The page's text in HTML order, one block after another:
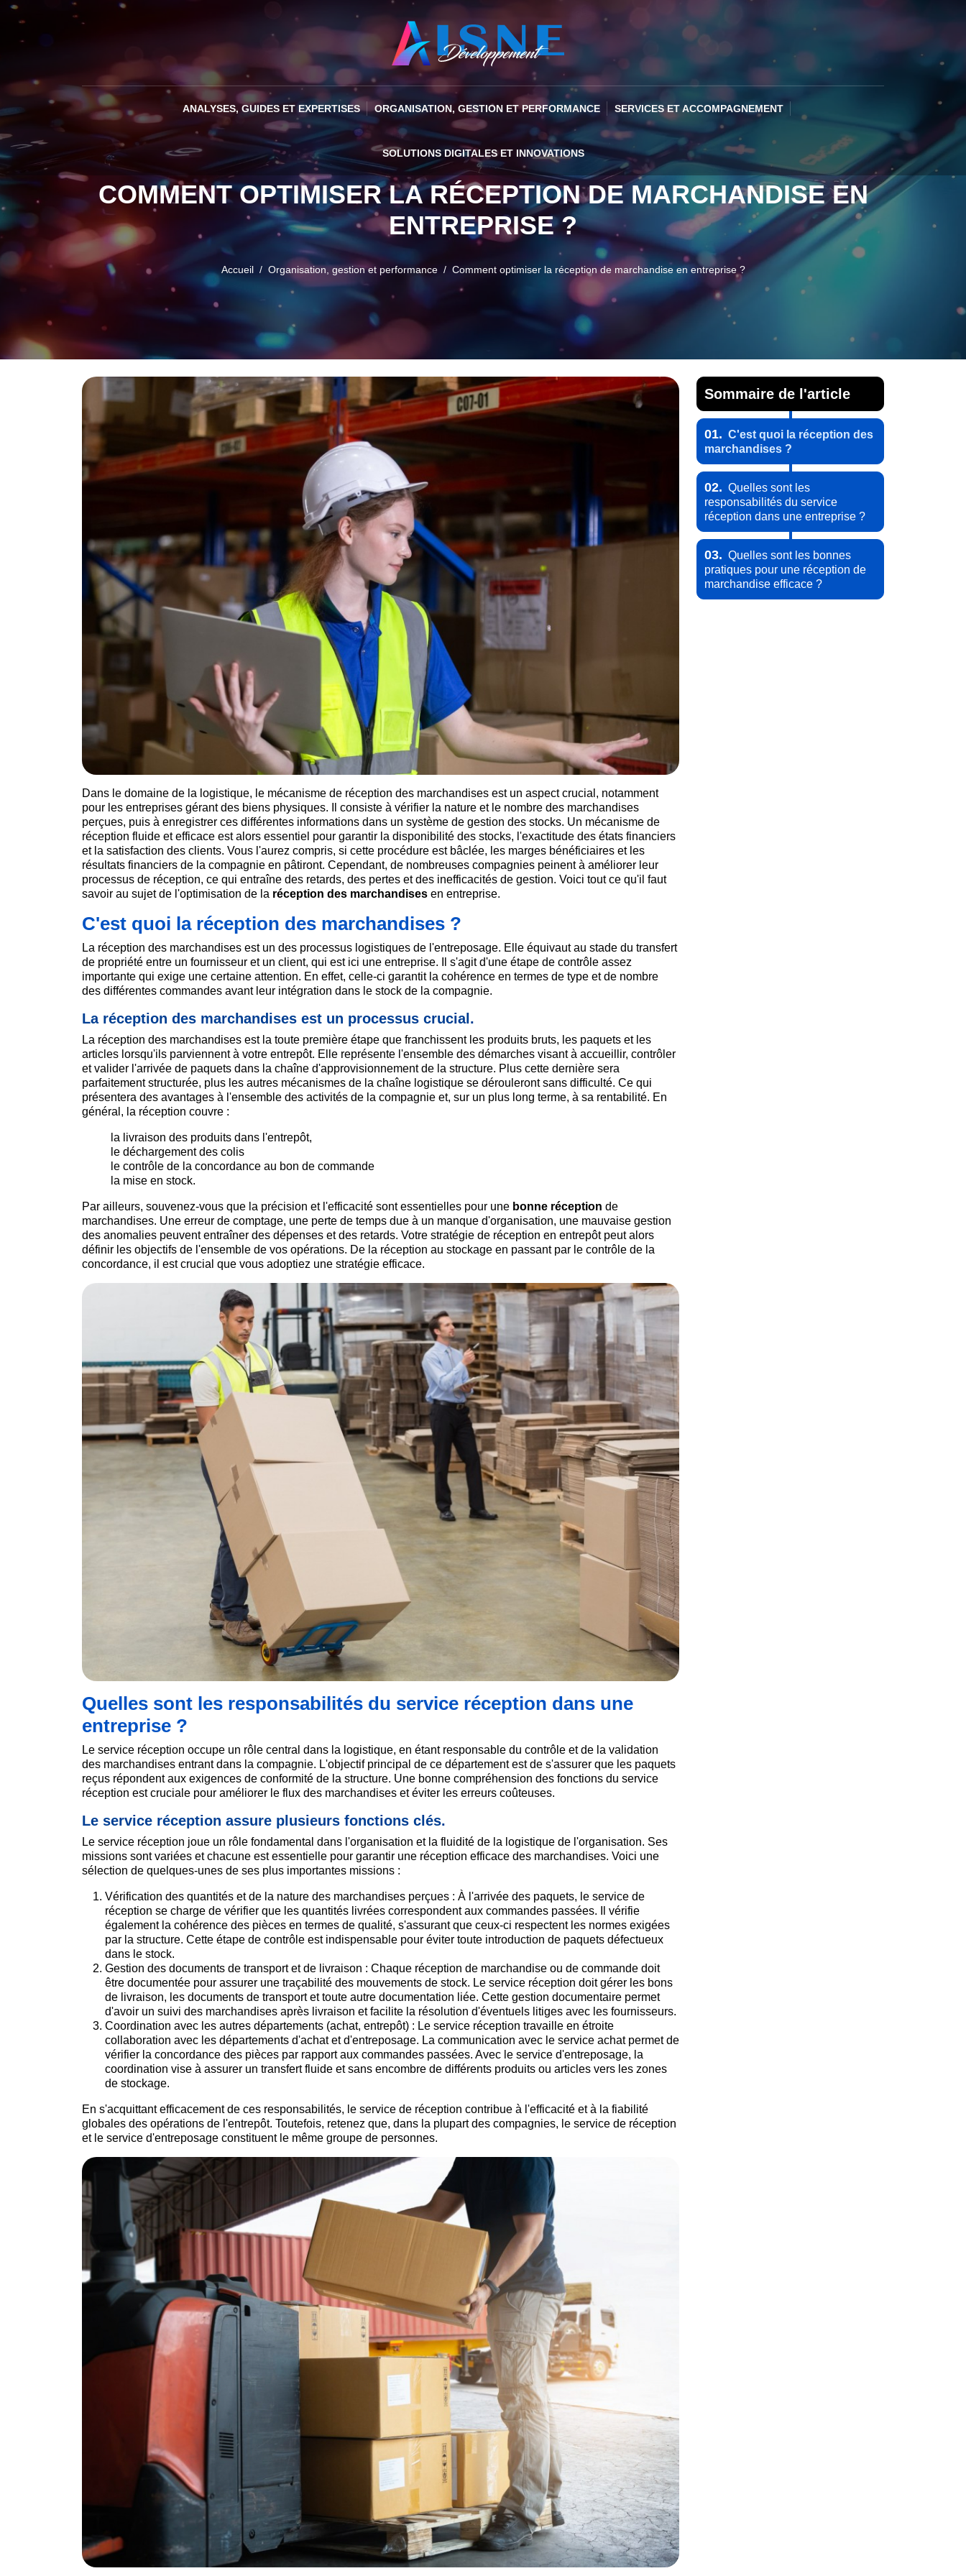
ANALYSES, GUIDES ET EXPERTISES ORGANISATION, GESTION ET PERFORMANCE SERVICES ET ACCOMPAGNEMENT
SOLUTIONS DIGITALES ET INNOVATIONS
COMMENT OPTIMISER LA RÉCEPTION DE MARCHANDISE EN
ENTREPRISE ?
Accueil Organisation, gestion et performance Comment optimiser la réception de marchandise en entreprise ?
Dans le domaine de la logistique, le mécanisme de réception des marchandises est un aspect crucial, notamment
pour les entreprises gérant des biens physiques. Il consiste à vérifier la nature et le nombre des marchandises
perçues, puis à enregistrer ces différentes informations dans un système de gestion des stocks. Un mécanisme de
réception fluide et efficace est alors essentiel pour garantir la disponibilité des stocks, l'exactitude des états financiers
et la satisfaction des clients. Vous l'aurez compris, si cette procédure est bâclée, les marges bénéficiaires et les
résultats financiers de la compagnie en pâtiront. Cependant, de nombreuses compagnies peinent à améliorer leur
processus de réception, ce qui entraîne des retards, des pertes et des inefficacités de gestion. Voici tout ce qu'il faut
savoir au sujet de l'optimisation de la réception des marchandises en entreprise.
C'est quoi la réception des marchandises ?
La réception des marchandises est un des processus logistiques de l'entreposage. Elle équivaut au stade du transfert
de propriété entre un fournisseur et un client, qui est ici une entreprise. Il s'agit d'une étape de contrôle assez
importante qui exige une certaine attention. En effet, celle-ci garantit la cohérence en termes de type et de nombre
des différentes commandes avant leur intégration dans le stock de la compagnie.
La réception des marchandises est un processus crucial.
La réception des marchandises est la toute première étape que franchissent les produits bruts, les paquets et les
articles lorsqu'ils parviennent à votre entrepôt. Elle représente l'ensemble des démarches visant à accueillir, contrôler
et valider l'arrivée de paquets dans la chaîne d'approvisionnement de la structure. Plus cette dernière sera
parfaitement structurée, plus les autres mécanismes de la chaîne logistique se dérouleront sans difficulté. Ce qui
présentera des avantages à l'ensemble des activités de la compagnie et, sur un plus long terme, à sa rentabilité. En
général, la réception couvre :
la livraison des produits dans l'entrepôt,
le déchargement des colis
le contrôle de la concordance au bon de commande
la mise en stock.
Par ailleurs, souvenez-vous que la précision et l'efficacité sont essentielles pour une bonne réception de
marchandises. Une erreur de comptage, une perte de temps due à un manque d'organisation, une mauvaise gestion
des anomalies peuvent entraîner des dépenses et des retards. Votre stratégie de réception en entrepôt peut alors
définir les objectifs de l'ensemble de vos opérations. De la réception au stockage en passant par le contrôle de la
concordance, il est crucial que vous adoptiez une stratégie efficace.
Quelles sont les responsabilités du service réception dans une
entreprise ?
Le service réception occupe un rôle central dans la logistique, en étant responsable du contrôle et de la validation
des marchandises entrant dans la compagnie. L'objectif principal de ce département est de s'assurer que les paquets
reçus répondent aux exigences de conformité de la structure. Une bonne compréhension des fonctions du service
réception est cruciale pour améliorer le flux des marchandises et éviter les erreurs coûteuses.
Le service réception assure plusieurs fonctions clés.
Le service réception joue un rôle fondamental dans l'organisation et la fluidité de la logistique de l'organisation. Ses
missions sont variées et chacune est essentielle pour garantir une réception efficace des marchandises. Voici une
sélection de quelques-unes de ses plus importantes missions :
Vérification des quantités et de la nature des marchandises perçues : À l'arrivée des paquets, le service de
réception se charge de vérifier que les quantités livrées correspondent aux commandes passées. Il vérifie
également la cohérence des pièces en termes de qualité, s'assurant que ceux-ci respectent les normes exigées
par la structure. Cette étape de contrôle est indispensable pour éviter toute introduction de paquets défectueux
dans le stock.
Gestion des documents de transport et de livraison : Chaque réception de marchandise ou de commande doit
être documentée pour assurer une traçabilité des mouvements de stock. Le service réception doit gérer les bons
de livraison, les documents de transport et toute autre documentation liée. Cette gestion documentaire permet
d'avoir un suivi des marchandises après livraison et facilite la résolution d'éventuels litiges avec les fournisseurs.
Coordination avec les autres départements (achat, entrepôt) : Le service réception travaille en étroite
collaboration avec les départements d'achat et d'entreposage. La communication avec le service achat permet de
vérifier la concordance des pièces par rapport aux commandes passées. Avec le service d'entreposage, la
coordination vise à assurer un transfert fluide et sans encombre de différents produits ou articles vers les zones
de stockage.
En s'acquittant efficacement de ces responsabilités, le service de réception contribue à l'efficacité et à la fiabilité
globales des opérations de l'entrepôt. Toutefois, retenez que, dans la plupart des compagnies, le service de réception
et le service d'entreposage constituent le même groupe de personnes.
Sommaire de l'article
01. C'est quoi la réception des
marchandises ?
02. Quelles sont les
responsabilités du service
réception dans une entreprise ?
03. Quelles sont les bonnes
pratiques pour une réception de
marchandise efficace ?